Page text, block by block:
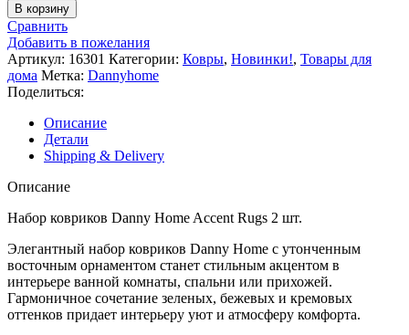
В корзину
Сравнить
Добавить в пожелания
Артикул: 16301 Категории: Ковры, Новинки!, Товары для
дома Метка: Dannyhome
Поделиться:
Описание
Детали
Shipping & Delivery
Описание
Набор ковриков Danny Home Accent Rugs 2 шт.
Элегантный набор ковриков Danny Home с утонченным
восточным орнаментом станет стильным акцентом в
интерьере ванной комнаты, спальни или прихожей.
Гармоничное сочетание зеленых, бежевых и кремовых
оттенков придает интерьеру уют и атмосферу комфорта.